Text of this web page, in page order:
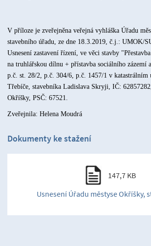
V příloze je zveřejněna veřejná vyhláška Úřadu
stavebního úřadu, ze dne 18.3.2019, č.j.: UMOK/
Usnesení zastavení řízení, ve věci stavby
na truhlářskou dílnu + přístavba sociálního zázemí
p.č. st. 28/2, p.č. 304/6, p.č. 1457/1 v katastrálním
Třebíče, stavebníka Ladislava Skryji, IČ:
Okříšky, PSČ: 67521.
Zveřejnila: Helena Moudrá
Dokumenty ke stažení
147,7 KB
Usnesení Úřadu městyse Okříšky,